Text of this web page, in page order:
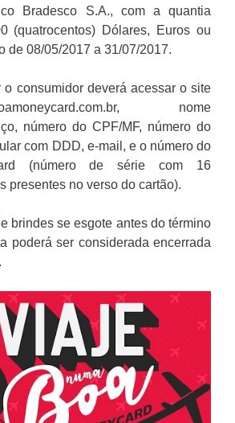
Bradesco S.A., com a quantia
(quatrocentos) Dólares, Euros ou
de 08/05/2017 a 31/07/2017.
o consumidor deverá acessar o site
nome
número do CPF/MF, número do
com DDD, e-mail, e o número do
(número de série com 16
presentes no verso do cartão).
brindes se esgote antes do término
poderá ser considerada encerrada